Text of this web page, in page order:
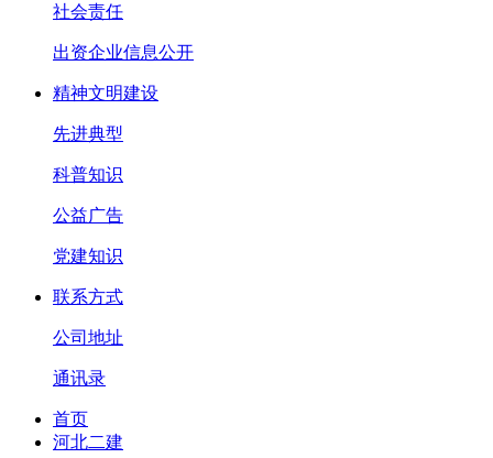
社会责任
出资企业信息公开
精神文明建设
先进典型
科普知识
公益广告
党建知识
联系方式
公司地址
通讯录
首页
河北二建